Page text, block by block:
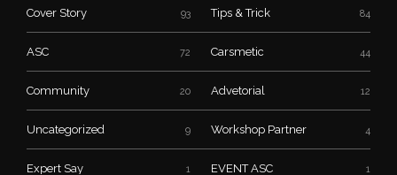
Cover Story 93 Tips & Trick 84
ASC 72 Carsmetic 44
Community 20 Advetorial 12
Uncategorized 9 Workshop Partner 4
Expert Say 1 EVENT ASC 1